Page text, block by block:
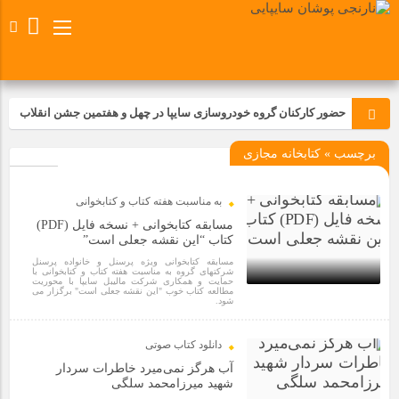
حضور کارکنان گروه خودروسازی سایپا در چهل و هفتمین جشن انقلاب
تجدید بیعت کارکنان شرکت پارس خودرو با آرمان های رهبر کبیر و فقید
مسابقات ورزشی در مگاموتوربا استقبال کارکنان برگزار شد
مراسم عزاداری و ذکرمصیبت سالروز شهادت امام محمدتقی(ع) در
شرکت زامیاد
دانش‌آموزان از خطوط تولید مگاموتور
برچسب » کتابخانه مجازی
به مناسبت هفته کتاب و کتابخوانی
مسابقه کتابخوانی + نسخه فایل (PDF)
کتاب “این نقشه جعلی است”
مسابقه کتابخوانی ویژه پرسنل و خانواده پرسنل
شرکتهای گروه به مناسبت هفته کتاب و کتابخوانی با
حمایت و همکاری شرکت مالیبل سایپا با محوریت
مطالعه کتاب خوب "این نقشه جعلی است" برگزار می
شود.
دانلود کتاب صوتی
آب هرگز نمی‌میرد خاطرات سردار
شهید میرزامحمد سلگی